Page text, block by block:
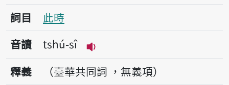
詞目
此時
音讀
tshú-sî
播放音讀tshú-sî
釋義
（臺華共同詞 ，無義項）